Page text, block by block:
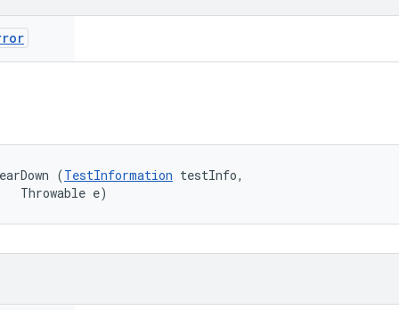
(TestInformation testInfo,
Throwable e)